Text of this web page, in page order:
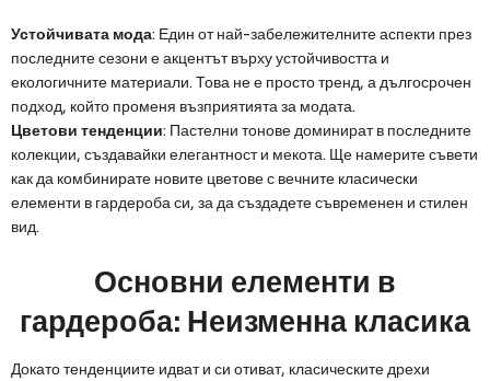
Устойчивата мода: Един от най-забележителните аспекти през
последните сезони е акцентът върху устойчивостта и
екологичните материали. Това не е просто тренд, а дългосрочен
подход, който променя възприятията за модата.
Цветови тенденции: Пастелни тонове доминират в последните
колекции, създавайки елегантност и мекота. Ще намерите съвети
как да комбинирате новите цветове с вечните класически
елементи в гардероба си, за да създадете съвременен и стилен
вид.
Основни елементи в
гардероба: Неизменна класика
Докато тенденциите идват и си отиват, класическите дрехи